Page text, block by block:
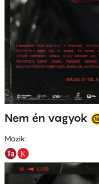
Nem én vagyok
Mozik: